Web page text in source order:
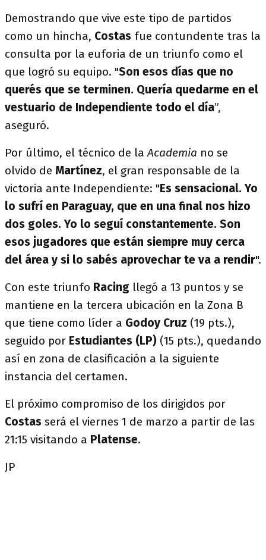
Demostrando que vive este tipo de partidos
como un hincha, Costas fue contundente tras la
consulta por la euforia de un triunfo como el
que logró su equipo. "Son esos días que no
querés que se terminen. Quería quedarme en el
vestuario de Independiente todo el día”,
aseguró.
Por último, el técnico de laAcademia no se
olvido de Martínez, el gran responsable de la
victoria ante Independiente: "Es sensacional. Yo
lo sufrí en Paraguay, que en una final nos hizo
dos goles. Yo lo seguí constantemente. Son
esos jugadores que están siempre muy cerca
del área y si lo sabés aprovechar te va a rendir".
Con este triunfo Racing llegó a 13 puntos y se
mantiene en la tercera ubicación en la Zona B
que tiene como líder a Godoy Cruz (19 pts.),
seguido por Estudiantes (LP) (15 pts.), quedando
así en zona de clasificación a la siguiente
instancia del certamen.
El próximo compromiso de los dirigidos por
Costas será el viernes 1 de marzo a partir de las
21:15 visitando a Platense.
JP